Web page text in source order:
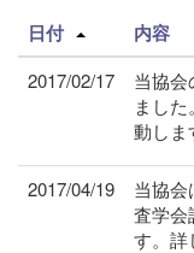
日付 内容
2017/02/17
当協
まし
動しま
2017/04/19
当協
査学
す。詳